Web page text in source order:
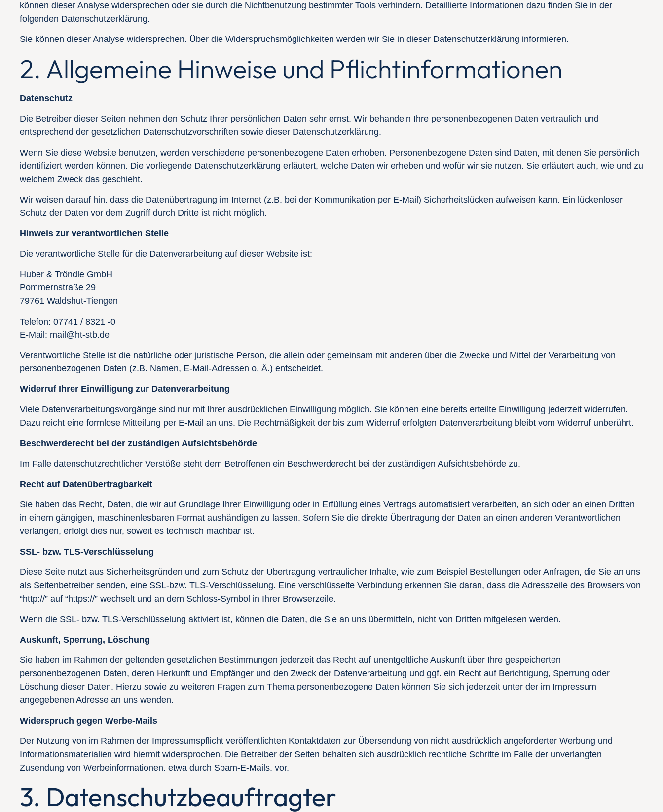
können dieser Analyse widersprechen oder sie durch die Nichtbenutzung bestimmter Tools verhindern. Detaillierte Informationen dazu finden Sie in der
folgenden Datenschutzerklärung.
Sie können dieser Analyse widersprechen. Über die Widerspruchsmöglichkeiten werden wir Sie in dieser Datenschutzerklärung informieren.
2. Allgemeine Hinweise und Pflichtinformationen
Datenschutz
Die Betreiber dieser Seiten nehmen den Schutz Ihrer persönlichen Daten sehr ernst. Wir behandeln Ihre personenbezogenen Daten vertraulich und
entsprechend der gesetzlichen Datenschutzvorschriften sowie dieser Datenschutzerklärung.
Wenn Sie diese Website benutzen, werden verschiedene personenbezogene Daten erhoben. Personenbezogene Daten sind Daten, mit denen Sie persönlich
identifiziert werden können. Die vorliegende Datenschutzerklärung erläutert, welche Daten wir erheben und wofür wir sie nutzen. Sie erläutert auch, wie und zu
welchem Zweck das geschieht.
Wir weisen darauf hin, dass die Datenübertragung im Internet (z.B. bei der Kommunikation per E-Mail) Sicherheitslücken aufweisen kann. Ein lückenloser
Schutz der Daten vor dem Zugriff durch Dritte ist nicht möglich.
Hinweis zur verantwortlichen Stelle
Die verantwortliche Stelle für die Datenverarbeitung auf dieser Website ist:
Huber & Tröndle GmbH
Pommernstraße 29
79761 Waldshut-Tiengen
Telefon: 07741 / 8321 -0
E-Mail: mail@ht-stb.de
Verantwortliche Stelle ist die natürliche oder juristische Person, die allein oder gemeinsam mit anderen über die Zwecke und Mittel der Verarbeitung von
personenbezogenen Daten (z.B. Namen, E-Mail-Adressen o. Ä.) entscheidet.
Widerruf Ihrer Einwilligung zur Datenverarbeitung
Viele Datenverarbeitungsvorgänge sind nur mit Ihrer ausdrücklichen Einwilligung möglich. Sie können eine bereits erteilte Einwilligung jederzeit widerrufen.
Dazu reicht eine formlose Mitteilung per E-Mail an uns. Die Rechtmäßigkeit der bis zum Widerruf erfolgten Datenverarbeitung bleibt vom Widerruf unberührt.
Beschwerderecht bei der zuständigen Aufsichtsbehörde
Im Falle datenschutzrechtlicher Verstöße steht dem Betroffenen ein Beschwerderecht bei der zuständigen Aufsichtsbehörde zu.
Recht auf Datenübertragbarkeit
Sie haben das Recht, Daten, die wir auf Grundlage Ihrer Einwilligung oder in Erfüllung eines Vertrags automatisiert verarbeiten, an sich oder an einen Dritten
in einem gängigen, maschinenlesbaren Format aushändigen zu lassen. Sofern Sie die direkte Übertragung der Daten an einen anderen Verantwortlichen
verlangen, erfolgt dies nur, soweit es technisch machbar ist.
SSL- bzw. TLS-Verschlüsselung
Diese Seite nutzt aus Sicherheitsgründen und zum Schutz der Übertragung vertraulicher Inhalte, wie zum Beispiel Bestellungen oder Anfragen, die Sie an uns
als Seitenbetreiber senden, eine SSL-bzw. TLS-Verschlüsselung. Eine verschlüsselte Verbindung erkennen Sie daran, dass die Adresszeile des Browsers von
“http://” auf “https://” wechselt und an dem Schloss-Symbol in Ihrer Browserzeile.
Wenn die SSL- bzw. TLS-Verschlüsselung aktiviert ist, können die Daten, die Sie an uns übermitteln, nicht von Dritten mitgelesen werden.
Auskunft, Sperrung, Löschung
Sie haben im Rahmen der geltenden gesetzlichen Bestimmungen jederzeit das Recht auf unentgeltliche Auskunft über Ihre gespeicherten
personenbezogenen Daten, deren Herkunft und Empfänger und den Zweck der Datenverarbeitung und ggf. ein Recht auf Berichtigung, Sperrung oder
Löschung dieser Daten. Hierzu sowie zu weiteren Fragen zum Thema personenbezogene Daten können Sie sich jederzeit unter der im Impressum
angegebenen Adresse an uns wenden.
Widerspruch gegen Werbe-Mails
Der Nutzung von im Rahmen der Impressumspflicht veröffentlichten Kontaktdaten zur Übersendung von nicht ausdrücklich angeforderter Werbung und
Informationsmaterialien wird hiermit widersprochen. Die Betreiber der Seiten behalten sich ausdrücklich rechtliche Schritte im Falle der unverlangten
Zusendung von Werbeinformationen, etwa durch Spam-E-Mails, vor.
3. Datenschutzbeauftragter